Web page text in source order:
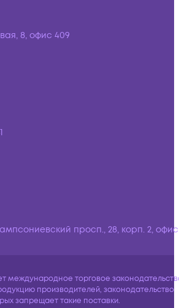
8, офис 409
просп., 28, корп. 2,
международное торговое
производителей, законодательство
запрещает такие поставки.